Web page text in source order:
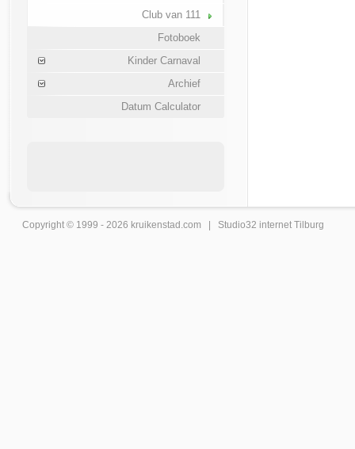
Club van 111
Fotoboek
Kinder Carnaval
Archief
Datum Calculator
Copyright © 1999 - 2026 kruikenstad .com | Studio32 internet Tilburg